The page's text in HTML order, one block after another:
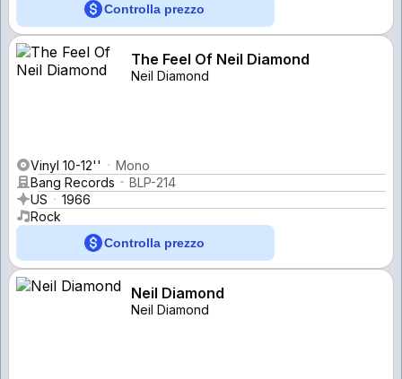
Controlla prezzo
The Feel Of Neil Diamond
Neil Diamond
Vinyl 10-12''
Mono
Bang Records
BLP-214
US
1966
Rock
Controlla prezzo
Neil Diamond
Neil Diamond